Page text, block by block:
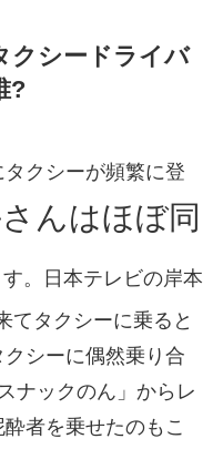
クシードライバ
?
クシーが頻繁に登
んはほぼ同
。日本テレビの岸本
てタクシーに乗ると
シーに偶然乗り合
ナックのん」からレ
者を乗せたのもこ